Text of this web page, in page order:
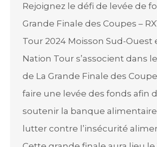
Rejoignez le défi de levée de
Grande Finale des Coupes –
Tour 2024 Moisson Sud-Ouest
Nation Tour s’associent dans
de La Grande Finale des
faire une levée des fonds afin
soutenir la banque
lutter contre l’insécurité